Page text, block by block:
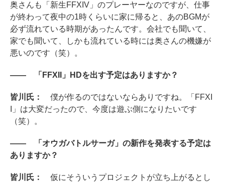
奥さんも「新生FFXIV」のプレーヤーなのですが、仕事
が終わって夜中の1時くらいに家に帰ると、あのBGMが
必ず流れている時期があったんです。会社でも聞いて、
家でも聞いて、しかも流れている時には奥さんの機嫌が
悪いのです（笑）。
―― 「FFXII」HDを出す予定はありますか？
皆川氏： 僕が作るのではないならありですね。「FFXI
I」は大変だったので、今度は遊ぶ側になりたいです
（笑）。
―― 「オウガバトルサーガ」の新作を発表する予定は
ありますか？
皆川氏： 仮にそういうプロジェクトが立ち上がるとし